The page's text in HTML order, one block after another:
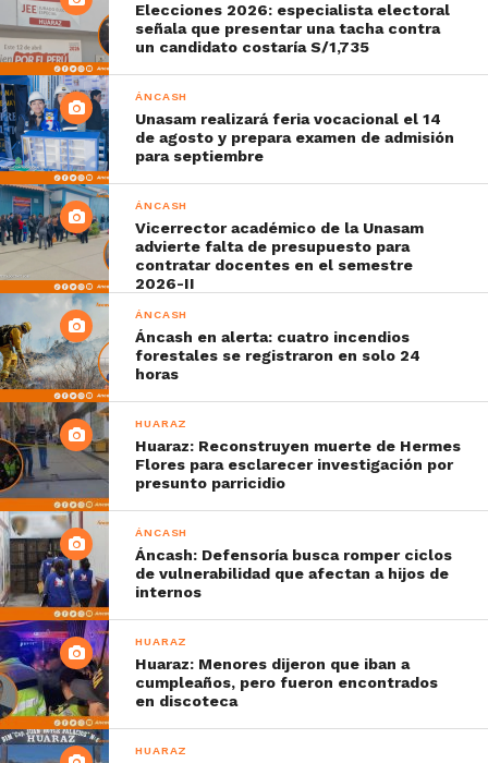
Elecciones 2026: especialista electoral
señala que presentar una tacha contra
un candidato costaría S/1,735
ÁNCASH
Unasam realizará feria vocacional el 14
de agosto y prepara examen de admisión
para septiembre
ÁNCASH
Vicerrector académico de la Unasam
advierte falta de presupuesto para
contratar docentes en el semestre
2026-II
ÁNCASH
Áncash en alerta: cuatro incendios
forestales se registraron en solo 24
horas
HUARAZ
Huaraz: Reconstruyen muerte de Hermes
Flores para esclarecer investigación por
presunto parricidio
ÁNCASH
Áncash: Defensoría busca romper ciclos
de vulnerabilidad que afectan a hijos de
internos
HUARAZ
Huaraz: Menores dijeron que iban a
cumpleaños, pero fueron encontrados
en discoteca
HUARAZ